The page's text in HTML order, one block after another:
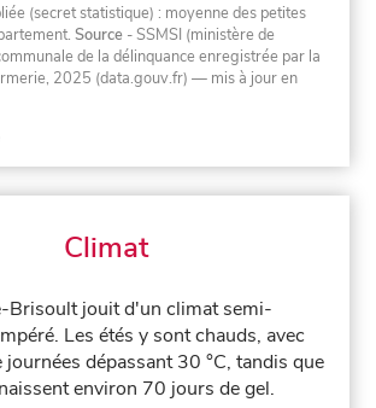
(secret statistique) : moyenne des petites
Source - SSMSI (ministère de
de la délinquance enregistrée par la
2025 (data.gouv.fr) — mis à jour en
Climat
Brisoult jouit d'un climat semi-
Les étés y sont chauds, avec
journées dépassant 30 °C, tandis que
environ 70 jours de gel.